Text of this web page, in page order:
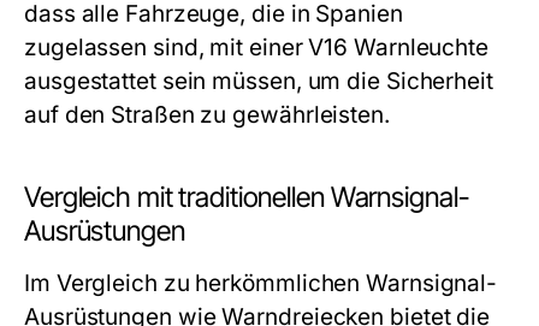
dass alle Fahrzeuge, die in Spanien
zugelassen sind, mit einer V16 Warnleuchte
ausgestattet sein müssen, um die Sicherheit
auf den Straßen zu gewährleisten.
Vergleich mit traditionellen Warnsignal-
Ausrüstungen
Im Vergleich zu herkömmlichen Warnsignal-
Ausrüstungen wie Warndreiecken bietet die